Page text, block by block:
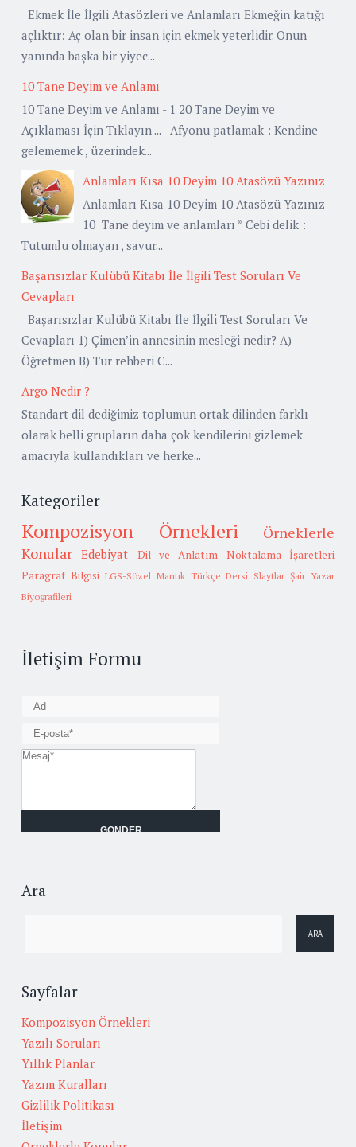
Ekmek İle İlgili Atasözleri ve Anlamları Ekmeğin katığı
açlıktır: Aç olan bir insan için ekmek yeterlidir. Onun
yanında başka bir yiyec...
10 Tane Deyim ve Anlamı
10 Tane Deyim ve Anlamı - 1 20 Tane Deyim ve
Açıklaması İçin Tıklayın ... - Afyonu patlamak : Kendine
gelememek , üzerindek...
Anlamları Kısa 10 Deyim 10 Atasözü Yazınız
Anlamları Kısa 10 Deyim 10 Atasözü Yazınız
10 Tane deyim ve anlamları * Cebi delik :
Tutumlu olmayan , savur...
Başarısızlar Kulübü Kitabı İle İlgili Test Soruları Ve
Cevapları
Başarısızlar Kulübü Kitabı İle İlgili Test Soruları Ve
Cevapları 1) Çimen’in annesinin mesleği nedir? A)
Öğretmen B) Tur rehberi C...
Argo Nedir ?
Standart dil dediğimiz toplumun ortak dilinden farklı
olarak belli grupların daha çok kendilerini gizlemek
amacıyla kullandıkları ve herke...
Kategoriler
Kompozisyon Örnekleri
Örneklerle
Konular Edebiyat Dil ve Anlatım
Noktalama İşaretleri
Paragraf Bilgisi LGS-Sözel Mantık Türkçe Dersi Slaytlar Şair Yazar
Biyografileri
İletişim Formu
Ara
Sayfalar
Kompozisyon Örnekleri
Yazılı Soruları
Yıllık Planlar
Yazım Kuralları
Gizlilik Politikası
İletişim